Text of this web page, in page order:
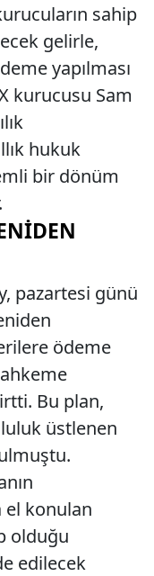
sahip
gelirle,
yapılması
kurucusu Sam
hukuk
bir dönüm
pazartesi günü
ödeme
Bu plan,
üstlenen
el konulan
olduğu
edilecek